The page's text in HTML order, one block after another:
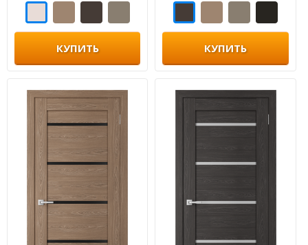
КУПИТЬ КУПИТЬ